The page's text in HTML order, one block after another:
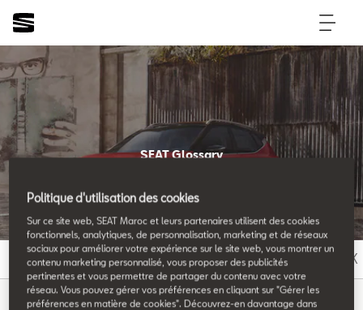
SEAT Glossary
All the details.
B C D E F G H K
Politique d'utilisation des cookies
Sur ce site web, SEAT Maroc et leurs partenaires utilisent des cookies
fonctionnels, analytiques, de personnalisation, marketing et de réseaux
sociaux pour améliorer votre expérience sur le site web, vous montrer un
contenu marketing personnalisé, vous proposer des publicités
pertinentes et vous permettre de partager du contenu avec votre
réseau. Vous pouvez gérer vos préférences en cliquant sur "Gérer les
préférences en matière de cookies". Découvrez-en davantage dans